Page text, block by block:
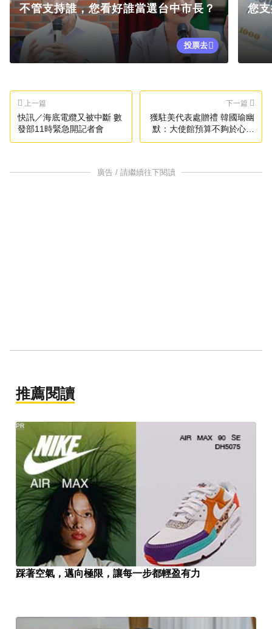
不管支持誰，您看好誰當選台中市長？
投票去
您
上一篇
快訊／海底電纜又被中斷 數
發部11時緊急開記者會
下一篇
獲駐美代表處贈禮 韓國瑜幽
默：大使館預算不夠於心不
忍
廣告 / 請繼續往下閱讀
推薦閱讀
踩著空氣，邁向極限，讓每一步都輕盈有力
PR